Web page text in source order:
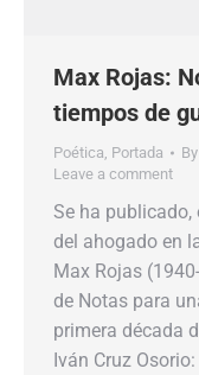
Max Rojas:
tiempos de
Poética, Portada By
Leave a comment
Se ha publicado,
del ahogado en
Max Rojas
de Notas para
primera década
Iván Cruz